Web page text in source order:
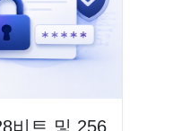
비트 및 256